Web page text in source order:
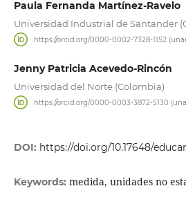
Paula Fernanda Martínez-Ravelo
Universidad Industrial de Santander
https://orcid.org/0000-0002-7328-1152
Jenny Patricia Acevedo-Rincón
Universidad del Norte (Colombia)
https://orcid.org/0000-0003-3872-5130
DOI: https://doi.org/10.17648/
Keywords: medida, unidades no